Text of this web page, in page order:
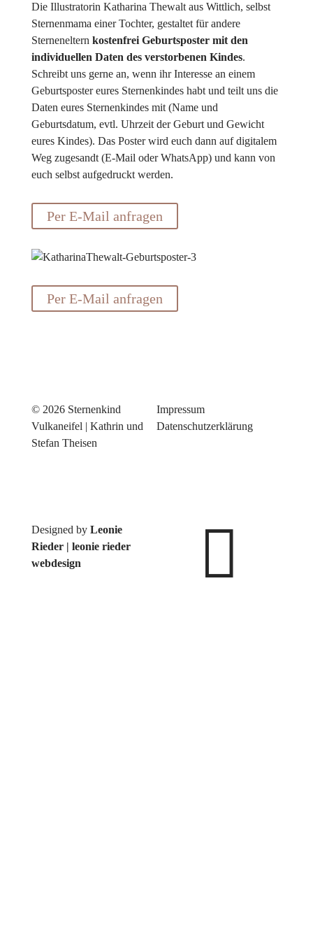
Die Illustratorin Katharina Thewalt aus Wittlich, selbst
Sternenmama einer Tochter, gestaltet für andere
Sterneneltern kostenfrei Geburtsposter mit den
individuellen Daten des verstorbenen Kindes.
Schreibt uns gerne an, wenn ihr Interesse an einem
Geburtsposter eures Sternenkindes habt und teilt uns die
Daten eures Sternenkindes mit (Name und
Geburtsdatum, evtl. Uhrzeit der Geburt und Gewicht
eures Kindes). Das Poster wird euch dann auf digitalem
Weg zugesandt (E-Mail oder WhatsApp) und kann von
euch selbst aufgedruckt werden.
Per E-Mail anfragen
Per E-Mail anfragen
© 2026 Sternenkind
Vulkaneifel | Kathrin und
Stefan Theisen
Impressum|
Datenschutzerklärung
Designed by Leonie
Rieder | leonie rieder
webdesign
